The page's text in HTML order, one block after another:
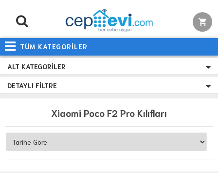
TÜM KATEGORİLER
ALT KATEGORILER
DETAYLI FILTRE
Xiaomi Poco F2 Pro Kılıfları